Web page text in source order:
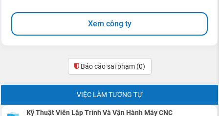
Xem công ty
Báo cáo sai phạm (0)
VIỆC LÀM TƯƠNG TỰ
Kỹ Thuật Viên Lập Trình Và Vận Hành Máy CNC